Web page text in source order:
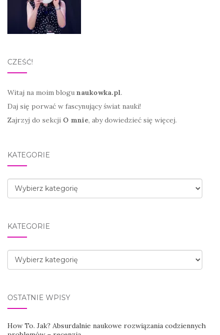
CZEŚĆ!
Witaj na moim blogu naukowka.pl.
Daj się porwać w fascynujący świat nauki!
Zajrzyj do sekcji O mnie, aby dowiedzieć się więcej.
KATEGORIE
Kategorie
KATEGORIE
Kategorie
OSTATNIE WPISY
How To. Jak? Absurdalnie naukowe rozwiązania codziennych